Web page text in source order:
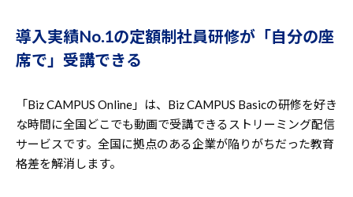
導入実績No.1の定額制社員研修が「自分の座
席で」受講できる
「Biz CAMPUS Online」は、Biz CAMPUS Basicの研修を好き
な時間に全国どこでも動画で受講できるストリーミング配信
サービスです。全国に拠点のある企業が陥りがちだった教育
格差を解消します。